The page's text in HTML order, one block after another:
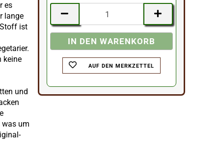
AUF DEN MERKZETTEL
es
lange
ist
keine
und
was um